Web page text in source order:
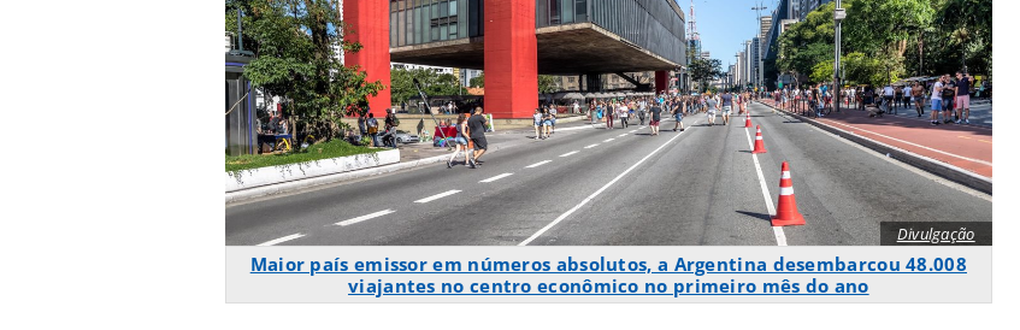
Divulgação
Maior país emissor em números absolutos, a Argentina desembarcou 48.008
viajantes no centro econômico no primeiro mês do ano